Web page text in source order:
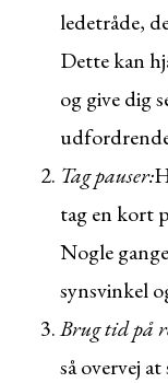
ledetråde,
Dette kan
og give dig
Tag pauser:
tag en kort
Nogle
synsvinkel
Brug tid på
så overvej